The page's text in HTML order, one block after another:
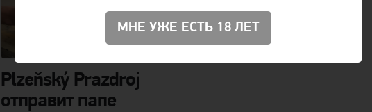
Plzeňský Prazdroj
отправит папе
МНЕ УЖЕ ЕСТЬ 18 ЛЕТ